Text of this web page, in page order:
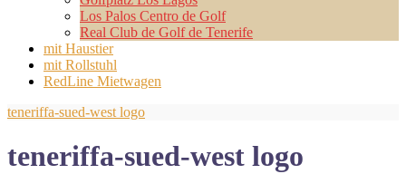
Los Palos Centro de Golf
Real Club de Golf de Tenerife
mit Haustier
mit Rollstuhl
RedLine Mietwagen
teneriffa-sued-west logo
teneriffa-sued-west logo